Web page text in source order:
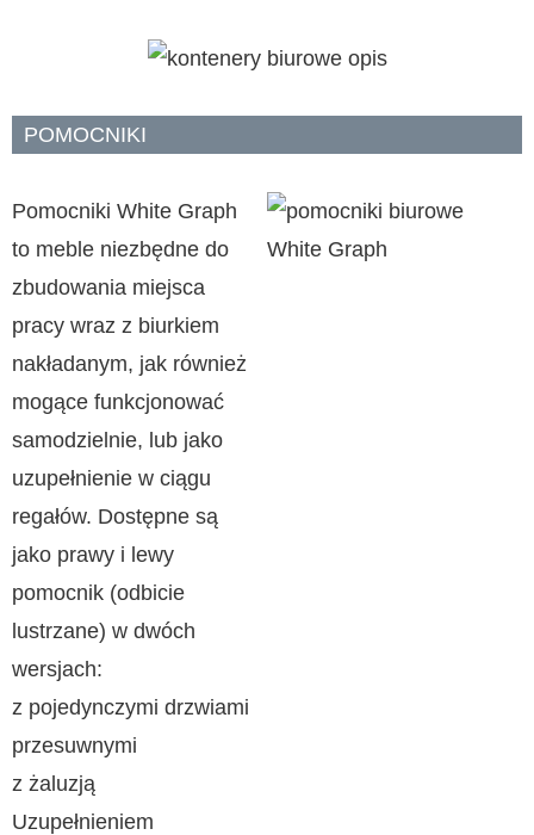
POMOCNIKI
Pomocniki White Graph
to meble niezbędne do
zbudowania miejsca
pracy wraz z biurkiem
nakładanym, jak również
mogące funkcjonować
samodzielnie, lub jako
uzupełnienie w ciągu
regałów. Dostępne są
jako prawy i lewy
pomocnik (odbicie
lustrzane) w dwóch
wersjach:
z pojedynczymi drzwiami
przesuwnymi
z żaluzją
Uzupełnieniem